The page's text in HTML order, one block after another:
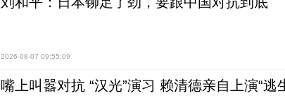
2026-08-07 09:55:09
嘴上叫嚣对抗 “汉光”演习 赖清德亲自上演“逃